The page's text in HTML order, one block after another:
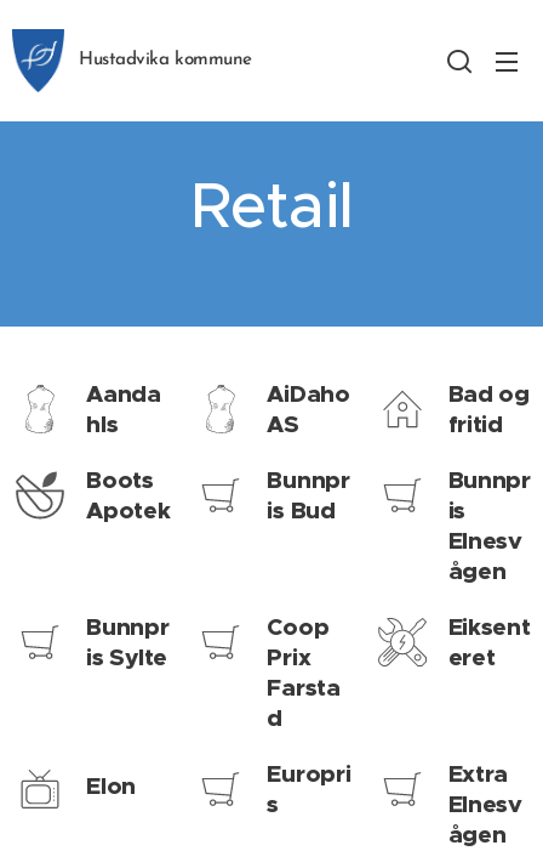
Hustadvika kommune
Retail
Aanda
hls
AiDaho
AS
Bad og
fritid
Boots
Apotek
Bunnpr
is Bud
Bunnpr
is
Elnesv
ågen
Bunnpr
is Sylte
Coop
Prix
Farsta
d
Eiksent
eret
Elon
Europri
s
Extra
Elnesv
ågen